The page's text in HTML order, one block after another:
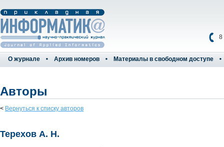
8
О журнале Архив номеров Материалы в свободном доступе
Авторы
< Вернуться к списку авторов
Терехов А. Н.